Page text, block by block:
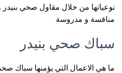
نوعياتها من خلال مقاول صحي بنيدر
منافسة و مدروسة.
سباك صحي بنيدر
ما هي الاعمال التي يؤمنها سباك